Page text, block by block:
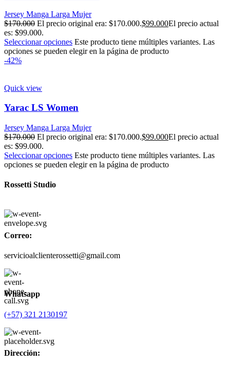
Jersey Manga Larga Mujer
$170.000 El precio original era: $170.000.$99.000El precio actual
es: $99.000.
Seleccionar opciones Este producto tiene múltiples variantes. Las
opciones se pueden elegir en la página de producto
-42%
Quick view
Yarac LS Women
Jersey Manga Larga Mujer
$170.000 El precio original era: $170.000.$99.000El precio actual
es: $99.000.
Seleccionar opciones Este producto tiene múltiples variantes. Las
opciones se pueden elegir en la página de producto
Rossetti Studio
Correo:
servicioalclienterossetti@gmail.com
Whatsapp
(+57) 321 2130197
Dirección: